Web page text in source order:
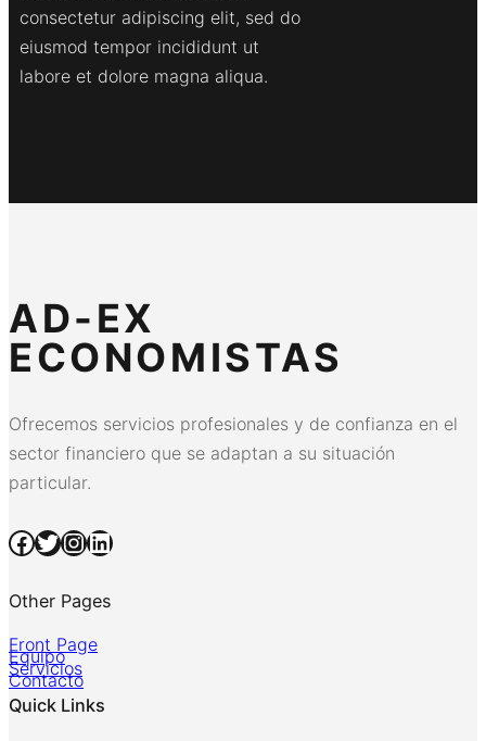
consectetur adipiscing elit, sed do
eiusmod tempor incididunt ut
labore et dolore magna aliqua.
AD-EX
ECONOMISTAS
Ofrecemos servicios profesionales y de confianza en el
sector financiero que se adaptan a su situación
particular.
Facebook Twitter InstagramLinkedIn
Other Pages
Front Page
Equipo
Servicios
Contacto
Quick Links